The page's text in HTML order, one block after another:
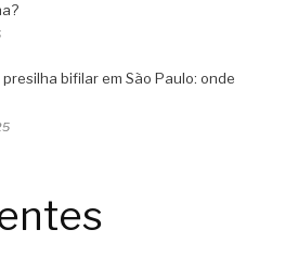
bifilar em São Paulo: onde